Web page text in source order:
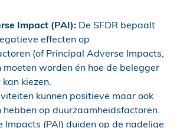
Impact (PAI): De SFDR bepaalt
effecten op
(of Principal Adverse Impacts,
moeten worden én hoe de belegger
kiezen.
kunnen positieve maar ook
op duurzaamheidsfactoren.
Impacts (PAI) duiden op de nadelige